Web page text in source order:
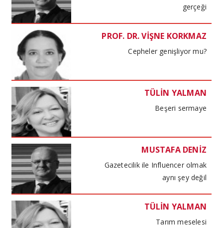
gerçeği
PROF. DR. VİŞNE KORKMAZ
Cepheler genişliyor mu?
TÜLİN YALMAN
Beşeri sermaye
MUSTAFA DENİZ
Gazetecilik ile Influencer olmak
aynı şey değil
TÜLİN YALMAN
Tarım meselesi